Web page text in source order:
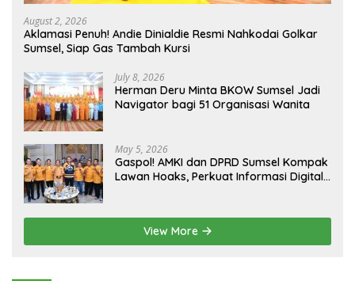
August 2, 2026
Aklamasi Penuh! Andie Dinialdie Resmi Nahkodai Golkar
Sumsel, Siap Gas Tambah Kursi
July 8, 2026
Herman Deru Minta BKOW Sumsel Jadi
Navigator bagi 51 Organisasi Wanita
May 5, 2026
Gaspol! AMKI dan DPRD Sumsel Kompak
Lawan Hoaks, Perkuat Informasi Digital
View More